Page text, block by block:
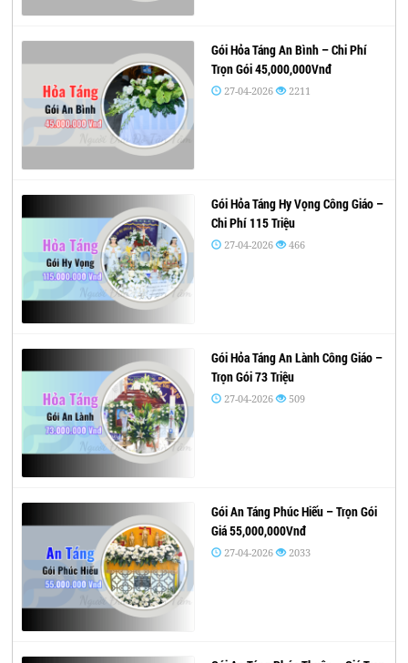
Gói Hỏa Táng An Bình – Chi Phí
Trọn Gói 45,000,000Vnđ
27-04-2026 2211
Gói Hỏa Táng Hy Vọng Công Giáo –
Chi Phí 115 Triệu
27-04-2026 466
Gói Hỏa Táng An Lành Công Giáo –
Trọn Gói 73 Triệu
27-04-2026 509
Gói An Táng Phúc Hiếu – Trọn Gói
Giá 55,000,000Vnđ
27-04-2026 2033